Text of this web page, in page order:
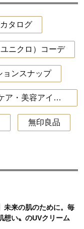
タログ
ニクロ）コーデ
ョンスナップ
40代におすすめの化粧品・スキンケア・美容アイテム
無印良品
未来の肌のために。毎
想い〟のUVクリーム